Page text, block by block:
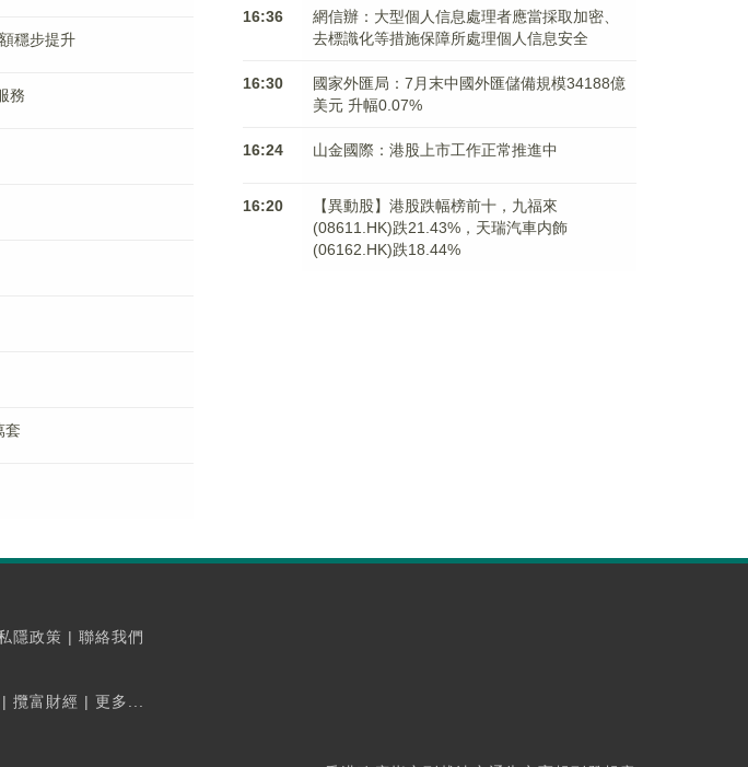
穩步提升
務
套
16:36
網信辦：大型個人信息處理者應當採取加密、
去標識化等措施保障所處理個人信息安全
16:30
國家外匯局：7月末中國外匯儲備規模34188億
美元 升幅0.07%
16:24 山金國際：港股上市工作正常推進中
16:20
【異動股】港股跌幅榜前十，九福來
(08611.HK)跌21.43%，天瑞汽車内飾
(06162.HK)跌18.44%
隱政策 | 聯絡我們
| 攬富財經 | 更多...